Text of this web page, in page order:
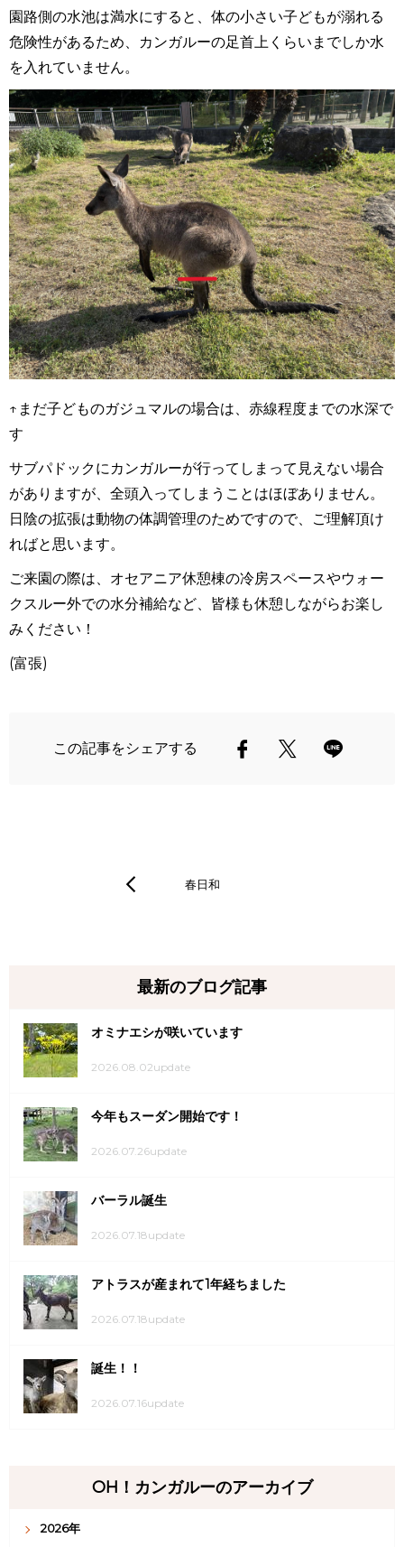
園路側の水池は満水にすると、体の小さい子どもが溺れる
危険性があるため、カンガルーの足首上くらいまでしか水
を入れていません。
↑まだ子どものガジュマルの場合は、赤線程度までの水深で
す
サブパドックにカンガルーが行ってしまって見えない場合
がありますが、全頭入ってしまうことはほぼありません。
日陰の拡張は動物の体調管理のためですので、ご理解頂け
ればと思います。
ご来園の際は、オセアニア休憩棟の冷房スペースやウォー
クスルー外での水分補給など、皆様も休憩しながらお楽し
みください！
(富張)
この記事をシェアする
春日和
最新のブログ記事
オミナエシが咲いています
2026.08.02update
今年もスーダン開始です！
2026.07.26update
バーラル誕生
2026.07.18update
アトラスが産まれて1年経ちました
2026.07.18update
誕生！！
2026.07.16update
OH！カンガルーのアーカイブ
2026年